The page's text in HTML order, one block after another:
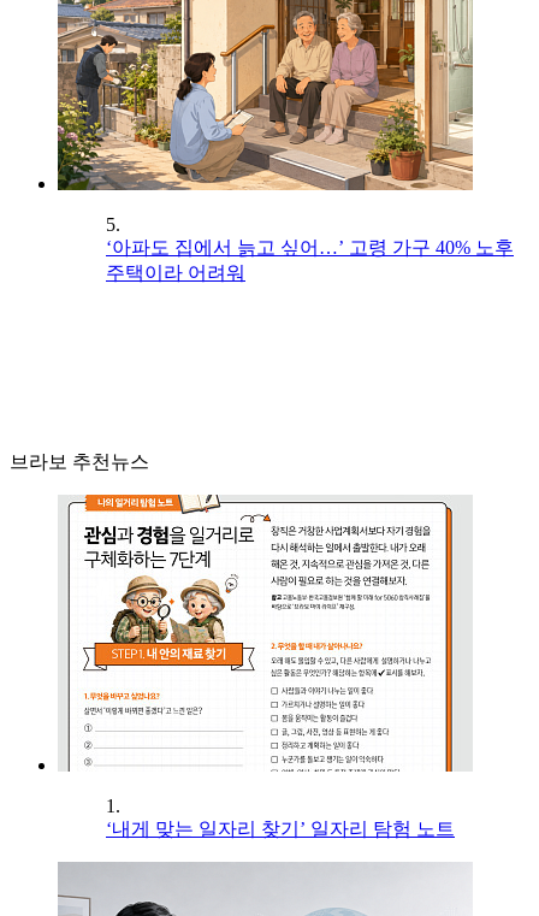
5.
‘아파도 집에서 늙고 싶어…’ 고령 가구 40% 노후
주택이라 어려워
브라보 추천뉴스
1.
‘내게 맞는 일자리 찾기’ 일자리 탐험 노트